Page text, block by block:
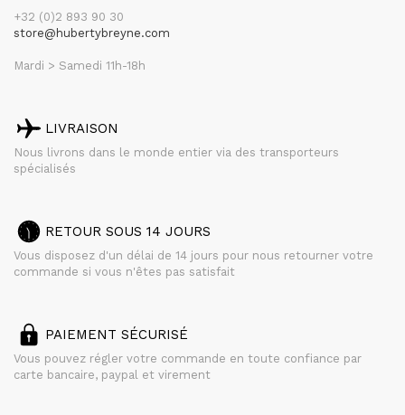
+32 (0)2 893 90 30
store@hubertybreyne.com
Mardi > Samedi 11h-18h
LIVRAISON
Nous livrons dans le monde entier via des transporteurs
spécialisés
RETOUR SOUS 14 JOURS
Vous disposez d'un délai de 14 jours pour nous retourner votre
commande si vous n'êtes pas satisfait
PAIEMENT SÉCURISÉ
Vous pouvez régler votre commande en toute confiance par
carte bancaire, paypal et virement